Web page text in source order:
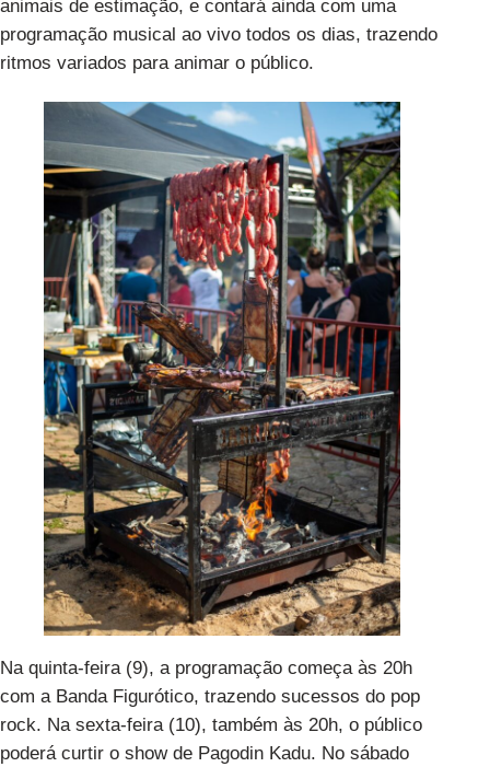
animais de estimação, e contará ainda com uma
programação musical ao vivo todos os dias, trazendo
ritmos variados para animar o público.
Na quinta-feira (9), a programação começa às 20h
com a Banda Figurótico, trazendo sucessos do pop
rock. Na sexta-feira (10), também às 20h, o público
poderá curtir o show de Pagodin Kadu. No sábado